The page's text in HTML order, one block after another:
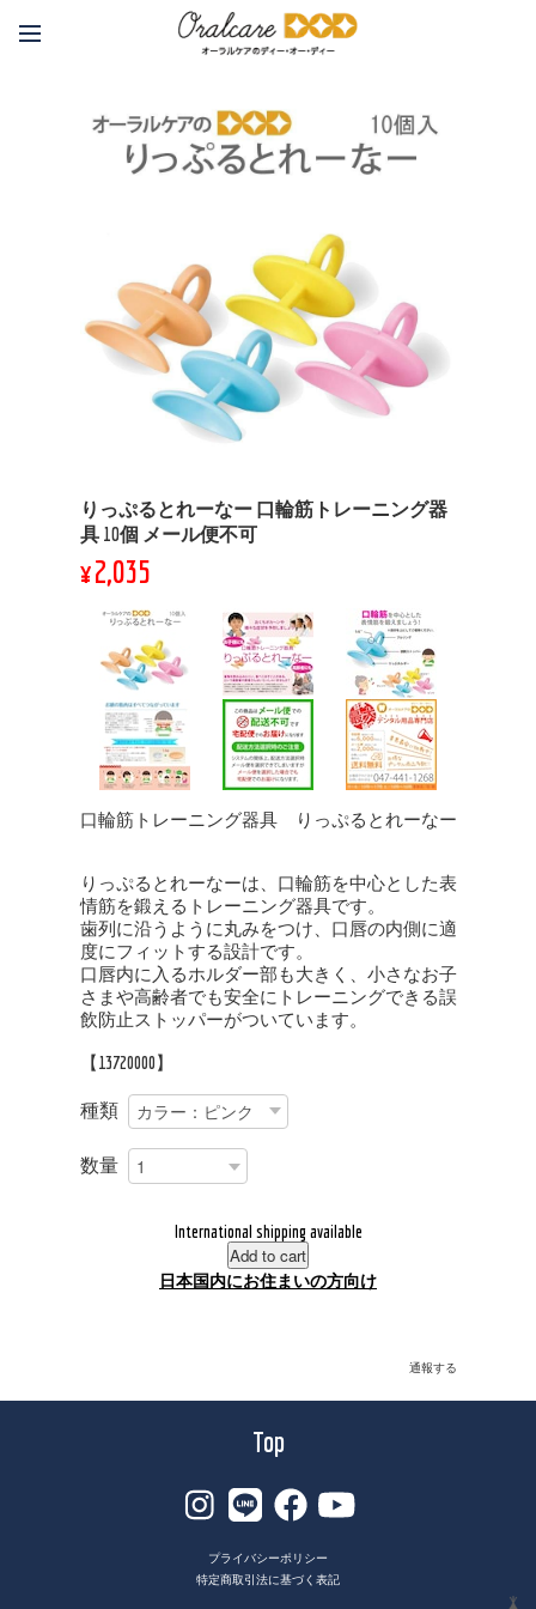
りっぷるとれーなー 口輪筋トレーニング器
具 10個 メール便不可
¥2,035
口輪筋トレーニング器具 りっぷるとれーなー
りっぷるとれーなーは、口輪筋を中心とした表
情筋を鍛えるトレーニング器具です。
歯列に沿うように丸みをつけ、口唇の内側に適
度にフィットする設計です。
口唇内に入るホルダー部も大きく、小さなお子
さまや高齢者でも安全にトレーニングできる誤
飲防止ストッパーがついています。
【13720000】
種類
数量
International shipping available
Add to cart
日本国内にお住まいの方向け
通報する
Top
プライバシーポリシー
特定商取引法に基づく表記